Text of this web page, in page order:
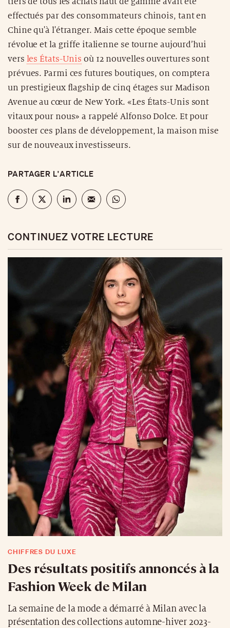
effectués par des consommateurs chinois, tant en
Chine qu'à l'étranger. Mais cette époque semble
révolue et la griffe italienne se tourne aujourd’hui
vers les États-Unis où 12 nouvelles ouvertures sont
prévues. Parmi ces futures boutiques, on comptera
un prestigieux flagship de cinq étages sur Madison
Avenue au cœur de New York. «Les États-Unis sont
vitaux pour nous» a rappelé Alfonso Dolce. Et pour
booster ces plans de développement, la maison mise
sur de nouveaux investisseurs.
PARTAGER L'ARTICLE
CONTINUEZ VOTRE LECTURE
CHIFFRES DU LUXE
Des résultats positifs annoncés à la
Fashion Week de Milan
La semaine de la mode a démarré à Milan avec la
présentation des collections automne-hiver 2023-